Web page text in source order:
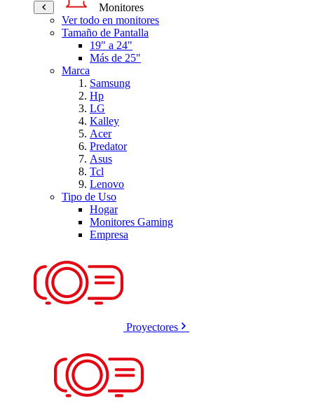
Monitores
Ver todo en monitores
Tamaño de Pantalla
19" a 24"
Más de 25"
Marca
Samsung
Hp
LG
Kalley
Acer
Predator
Asus
Tcl
Lenovo
Tipo de Uso
Hogar
Monitores Gaming
Empresa
Proyectores